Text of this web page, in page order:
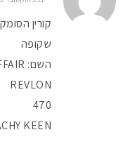
קורין
שקופה
השם: A FLORAL AFFAIR
REVLON
470
KEEN.